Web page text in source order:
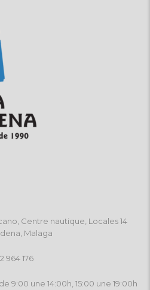
Centre nautique, Locales 14
Malaga
964 176
9:00 une 14:00h, 15:00 une 19:00h